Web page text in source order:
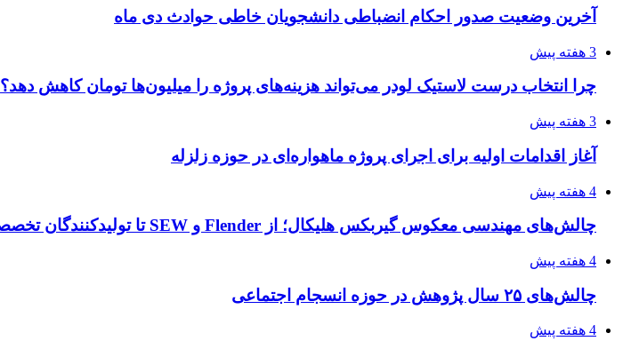
آخرین وضعیت صدور احکام انضباطی دانشجویان خاطی حوادث دی ماه
3 هفته پیش
چرا انتخاب درست لاستیک لودر می‌تواند هزینه‌های پروژه را میلیون‌ها تومان کاهش دهد؟
3 هفته پیش
آغاز اقدامات اولیه برای اجرای پروژه ماهواره‌ای در حوزه زلزله
4 هفته پیش
چالش‌های مهندسی معکوس گیربکس هلیکال؛ از Flender و SEW تا تولیدکنندگان تخصصی ایرانی
4 هفته پیش
چالش‌های ۲۵ سال پژوهش در حوزه انسجام اجتماعی
4 هفته پیش